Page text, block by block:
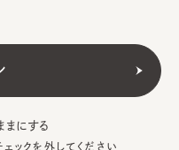
まにする
ックを外してください